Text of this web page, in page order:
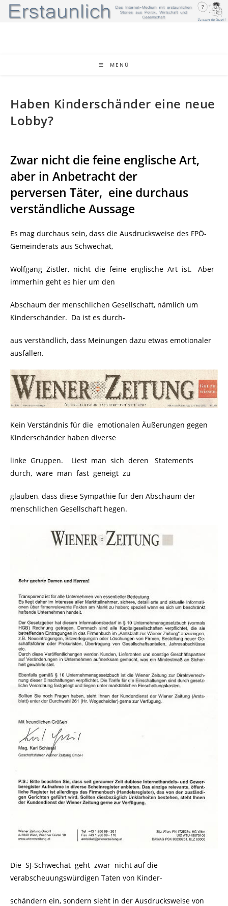
Zum
Inhalt
MENÜ
Haben Kinderschänder eine neue
Lobby?
Zwar nicht die feine englische Art,
aber in Anbetracht der
perversen Täter, eine durchaus
verständliche Aussage
Es mag durchaus sein, dass die Ausdrucksweise des FPÖ-
Gemeinderats aus Schwechat,
Wolfgang Zistler, nicht die feine englische Art ist. Aber
immerhin geht es hier um den
Abschaum der menschlichen Gesellschaft, nämlich um
Kinderschänder. Da ist es durch-
aus verständlich, dass Meinungen dazu etwas emotionaler
ausfallen.
Kein Verständnis für die emotionalen Äußerungen gegen
Kinderschänder haben diverse
linke Gruppen. Liest man sich deren Statements
durch, wäre man fast geneigt zu
glauben, dass diese Sympathie für den Abschaum der
menschlichen Gesellschaft hegen.
Die SJ-Schwechat geht zwar nicht auf die
verabscheuungswürdigen Taten von Kinder-
schändern ein, sondern sieht in der Ausdrucksweise von